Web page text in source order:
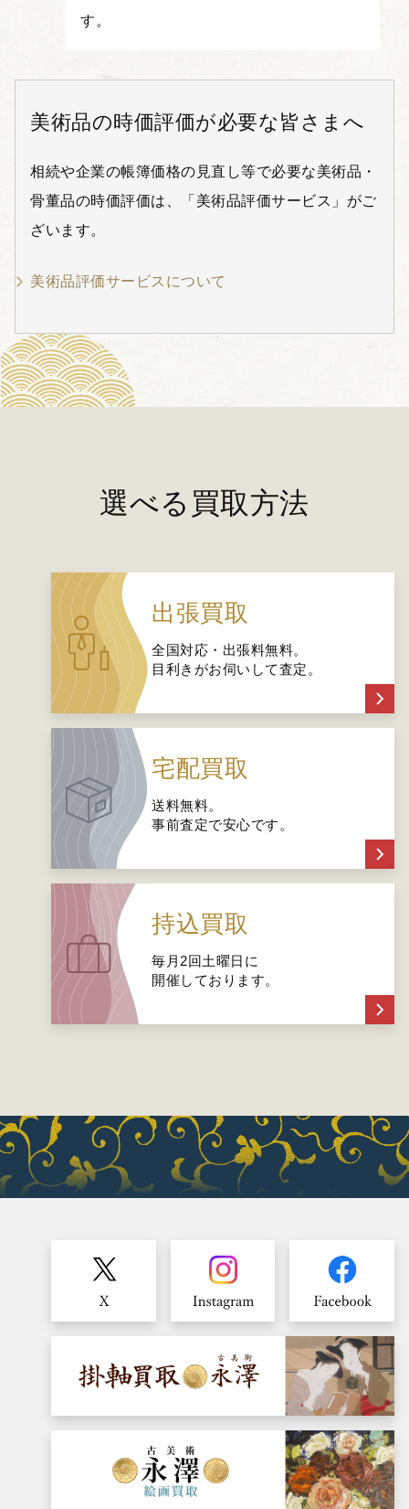
す。
美術品の時価評価が必要な皆さまへ
相続や企業の帳簿価格の見直し等で必要な美術品・
骨董品の時価評価は、「美術品評価サービス」がご
ざいます。
美術品評価サービスについて
選べる買取方法
出張買取
全国対応・出張料無料。
目利きがお伺いして査定。
宅配買取
送料無料。
事前査定で安心です。
持込買取
毎月2回土曜日に
開催しております。